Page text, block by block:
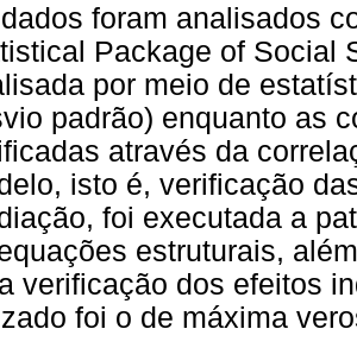
foram analisados
Package of Social
por meio de
padrão) enquanto as
através da
isto é, verificação
foi executada a
estruturais,
verificação dos efeitos
foi o de máxima